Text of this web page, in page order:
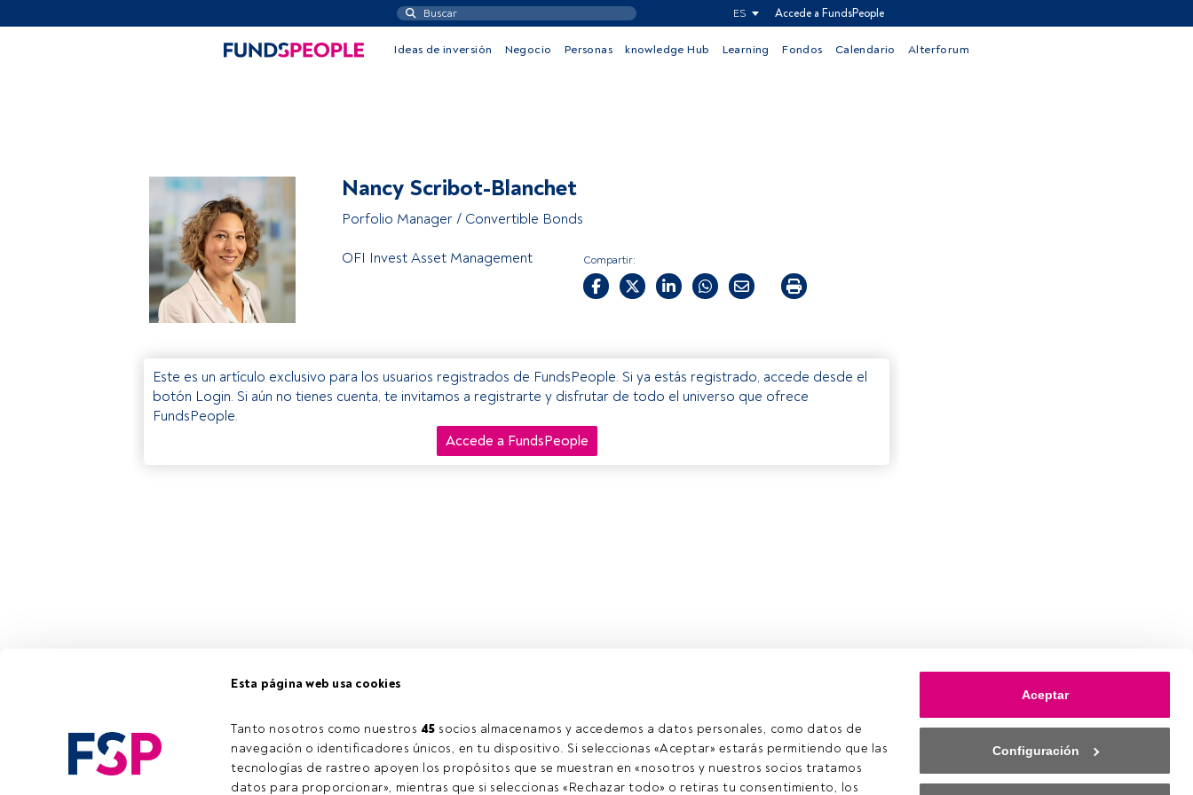
Esta página web usa cookies
Tanto nosotros como nuestros 45 socios almacenamos y accedemos a datos personales, como datos de
navegación o identificadores únicos, en tu dispositivo. Si seleccionas «Aceptar» estarás permitiendo que las
tecnologías de rastreo apoyen los propósitos que se muestran en «nosotros y nuestros socios tratamos
datos para proporcionar», mientras que si seleccionas «Rechazar todo» o retiras tu consentimiento, los
Aceptar
Configuración
ES Accede a FundsPeople
Ideas de inversión Negocio Personas knowledge Hub Learning Fondos Calendario Alterforum
Nancy Scribot-Blanchet
Porfolio Manager / Convertible Bonds
OFI Invest Asset Management Compartir:
Este es un artículo exclusivo para los usuarios registrados de FundsPeople. Si ya estás registrado, accede desde el
botón Login. Si aún no tienes cuenta, te invitamos a registrarte y disfrutar de todo el universo que ofrece
FundsPeople.
Accede a FundsPeople